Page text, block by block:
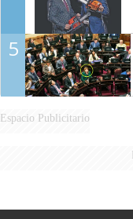
5
Espacio Publicitario